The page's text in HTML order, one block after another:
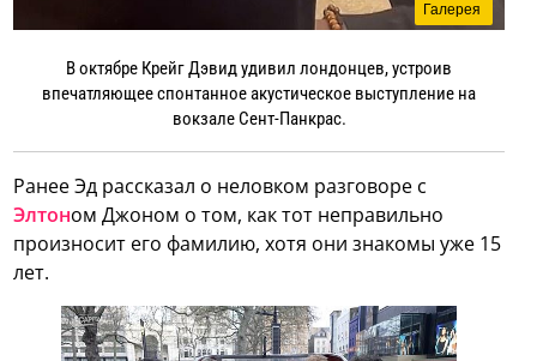
Галерея
В октябре Крейг Дэвид удивил лондонцев, устроив
впечатляющее спонтанное акустическое выступление на
вокзале Сент-Панкрас.
Ранее Эд рассказал о неловком разговоре с
Элтоном Джоном о том, как тот неправильно
произносит его фамилию, хотя они знакомы уже 15
лет.